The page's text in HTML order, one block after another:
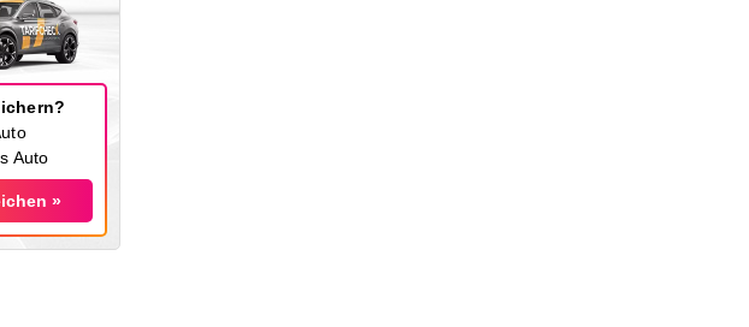
Auto
»